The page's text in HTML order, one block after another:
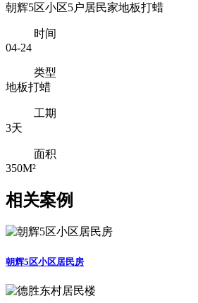
朝辉5区小区5户居民家地板打蜡
时间
04-24
类型
地板打蜡
工期
3天
面积
350M²
相关案例
朝辉5区小区居民房